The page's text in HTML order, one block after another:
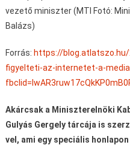
vezető miniszter (MTI Fotó:
Balázs)
Forrás: https://
figyelteti-az-internetet-a-
Akárcsak a Miniszterelnöki
Gulyás Gergely tárcája is
vel, ami egy speciális